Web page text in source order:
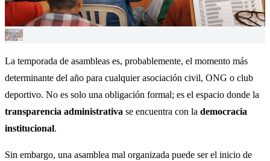
La temporada de asambleas es, probablemente, el momento más
determinante del año para cualquier asociación civil, ONG o club
deportivo. No es solo una obligación formal; es el espacio donde la
transparencia administrativa se encuentra con la democracia
institucional.
Sin embargo, una asamblea mal organizada puede ser el inicio de